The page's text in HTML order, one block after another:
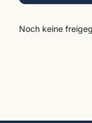
Noch keine